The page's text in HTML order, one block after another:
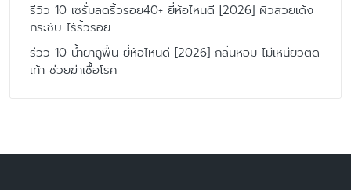
รีวิว 10 เซรั่มลดริ้วรอย40+ ยี่ห้อไหนดี [2026] ผิวสวยเด้ง
กระชับ ไร้ริ้วรอย
รีวิว 10 น้ำยาถูพื้น ยี่ห้อไหนดี [2026] กลิ่นหอม ไม่เหนียวติด
เท้า ช่วยฆ่าเชื้อโรค